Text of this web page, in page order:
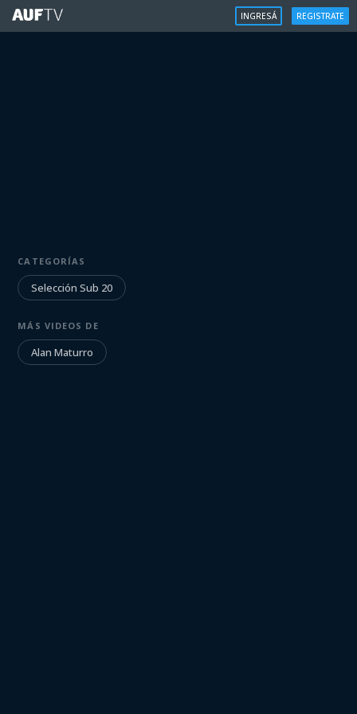
INGRESÁ REGISTRATE
Viaje al Mundial | Alan Maturro
CATEGORÍAS
Selección Sub 20
MÁS VIDEOS DE
Alan Maturro